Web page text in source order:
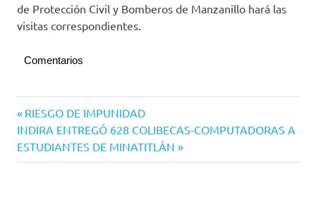
de Protección Civil y Bomberos de Manzanillo hará las
visitas correspondientes.
Comentarios
Navegación
de
entradas
Entrada
anterior:
RIESGO DE IMPUNIDAD
Siguiente
entrada:
INDIRA ENTREGÓ 628 COLIBECAS-COMPUTADORAS A
ESTUDIANTES DE MINATITLÁN